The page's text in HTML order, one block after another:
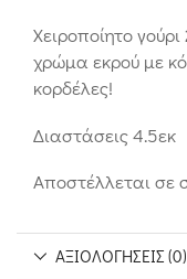
Χειροποίητο
χρώμα εκρού με
κορδέλες!
Διαστάσεις 4.5εκ
Αποστέλλεται σε
ΑΞΙΟΛΟΓΉΣΕΙΣ (0)